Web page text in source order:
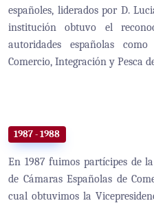
españoles, liderados por D.
institución obtuvo el
autoridades españolas
Comercio, Integración y Pesca
1987 - 1988
En 1987 fuimos partícipes de
de Cámaras Españolas de
cual obtuvimos la